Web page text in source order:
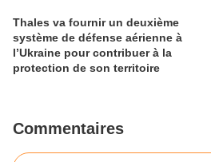
Thales va fournir un deuxième
système de défense aérienne à
l’Ukraine pour contribuer à la
protection de son territoire
Commentaires